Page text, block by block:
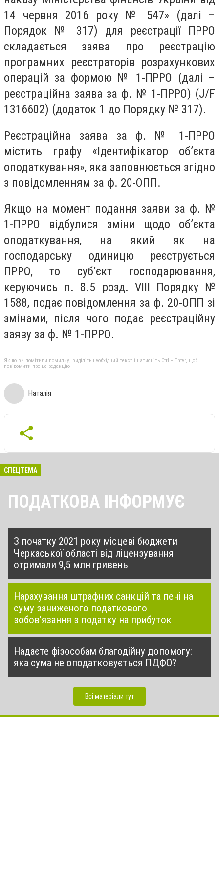
14 червня 2016 року № 547» (далі –
Порядок № 317) для реєстрації ПРРО
складається заява про реєстрацію
програмних реєстраторів розрахункових
операцій за формою № 1-ПРРО (далі –
реєстраційна заява за ф. № 1-ПРРО) (J/F
1316602) (додаток 1 до Порядку № 317).
Реєстраційна заява за ф. № 1-ПРРО
містить графу «Ідентифікатор об’єкта
оподаткування», яка заповнюється згідно
з повідомленням за ф. 20-ОПП.
Якщо на момент подання заяви за ф. №
1-ПРРО відбулися зміни щодо об’єкта
оподаткування, на який як на
господарську одиницю реєструється
ПРРО, то суб’єкт господарювання,
керуючись п. 8.5 розд. VIII Порядку №
1588, подає повідомлення за ф. 20-ОПП зі
змінами, після чого подає реєстраційну
заяву за ф. № 1-ПРРО.
Якщо ви помітили помилку, виділіть необхідний текст і натисніть Ctrl + Enter, щоб
повідомити про це редакцію
Наталія
СПЕЦТЕМА
ПОДАТКОВА ІНФОРМУЄ
З початку 2021 року місцеві бюджети
Черкаської області від ліцензування
отримали 9,5 млн гривень
Нарахування штрафних санкцій та пені на
суму заниженого податкового
зобов’язання з податку на прибуток
Надаєте фізособам благодійну допомогу:
яка сума не оподатковується ПДФО?
Всі матеріали тут